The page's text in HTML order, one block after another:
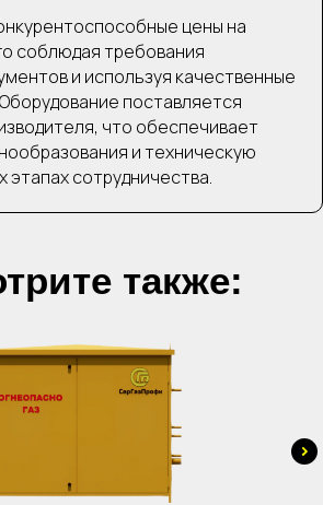
цены на
соблюдая требования
и используя качественные
поставляется
что обеспечивает
и техническую
этапах сотрудничества.
также: